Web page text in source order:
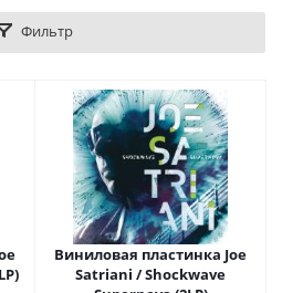
Фильтр
Виниловая пластинка Joe
Satriani / Shockwave